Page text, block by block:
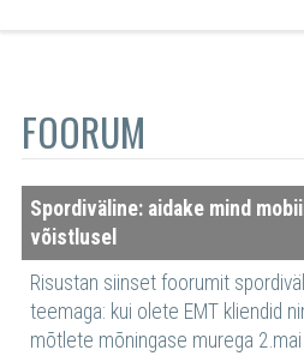
FOORUM
Spordiväline: aidake mind
võistlusel
Risustan siinset foorumit
teemaga: kui olete EMT kliendid
mõtlete mõningase murega 2.mai